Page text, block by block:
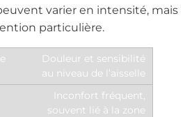
varier en intensité, mais
particulière.
Douleur et sensibilité
au niveau de l’aisselle
Inconfort fréquent,
souvent lié à la zone